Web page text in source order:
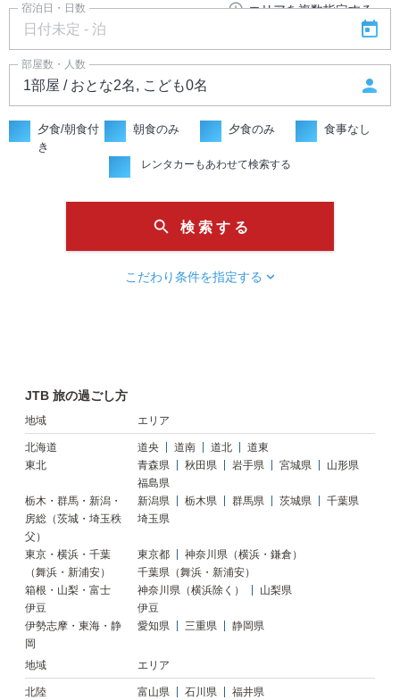
add_circle_outline エリアを複数指定する
宿泊日・日数
today
部屋数・人数
person
夕食/朝食付
き
朝食のみ 夕食のみ 食事なし
こだわり条件を指定する chevron_right
レンタカーもあわせて検索する
search 検 索 す る
JTB 旅の過ごし方
地域 エリア
北海道 道央 道南 道北
道東
東北
青森県 秋田県 岩手県 宮城県
山形県
福島県
栃木・群馬・新潟・
房総（茨城・埼玉秩
父）
新潟県 栃木県 群馬県 茨城県
千葉県
埼玉県
東京・横浜・千葉
（舞浜・新浦安）
東京都
神奈川県（横浜・鎌倉）
千葉県（舞浜・新浦安）
箱根・山梨・富士
神奈川県（横浜除く）
山梨県
伊豆
伊豆
伊勢志摩・東海・静
岡
愛知県 三重県 静岡県
地域 エリア
北陸 富山県 石川県
福井県